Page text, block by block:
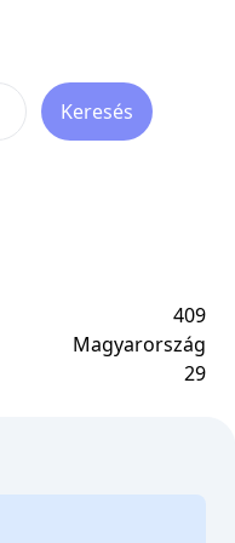
Keresés
409
Magyarország
29